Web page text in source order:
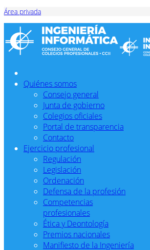
Área privada
Quiénes somos
Consejo general
Junta de gobierno
Colegios oficiales
Portal de transparencia
Contacto
Ejercicio profesional
Regulación
Legislación
Ordenación
Defensa de la profesión
Competencias
profesionales
Ética y Deontología
Premios nacionales
Manifiesto de la Ingeniería